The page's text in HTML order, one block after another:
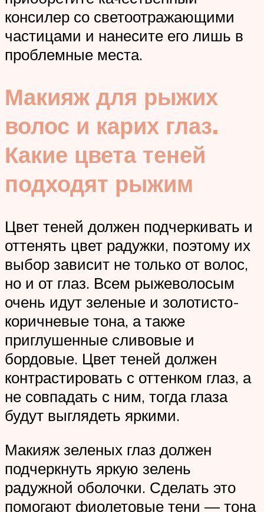
консилер со светоотражающими
частицами и нанесите его лишь в
проблемные места.
Макияж для рыжих
волос и карих глаз.
Какие цвета теней
подходят рыжим
Цвет теней должен подчеркивать и
оттенять цвет радужки, поэтому их
выбор зависит не только от волос,
но и от глаз. Всем рыжеволосым
очень идут зеленые и золотисто-
коричневые тона, а также
приглушенные сливовые и
бордовые. Цвет теней должен
контрастировать с оттенком глаз, а
не совпадать с ним, тогда глаза
будут выглядеть яркими.
Макияж зеленых глаз должен
подчеркнуть яркую зелень
радужной оболочки. Сделать это
помогают фиолетовые тени — тона